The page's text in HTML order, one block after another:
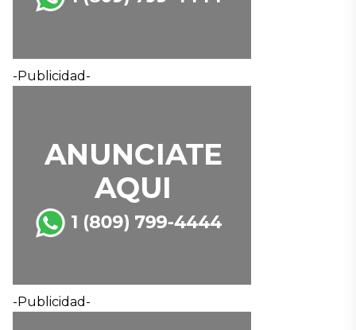
-Publicidad-
-Publicidad-